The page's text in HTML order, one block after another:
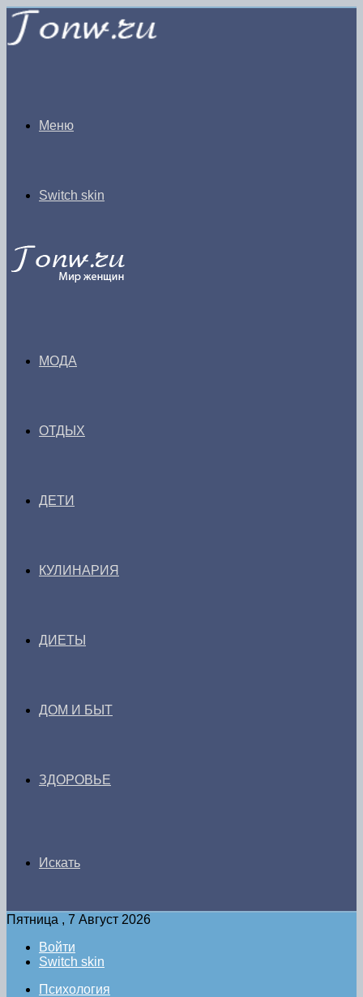
Меню
Switch skin
МОДА
ОТДЫХ
ДЕТИ
КУЛИНАРИЯ
ДИЕТЫ
ДОМ И БЫТ
ЗДОРОВЬЕ
Искать
Пятница , 7 Август 2026
Войти
Switch skin
Психология